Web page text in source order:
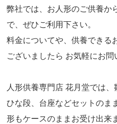
弊社では、お人形のご供養か
で、ぜひご利用下さい。
料金についてや、供養できる
ございましたら お気軽にお問
人形供養専門店 花月堂では
ひな段、台座などセットのま
形もケースのままお受け出来